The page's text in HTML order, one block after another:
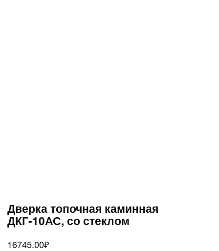
Дверка топочная каминная
ДКГ-10АС, со стеклом
16745.00₽